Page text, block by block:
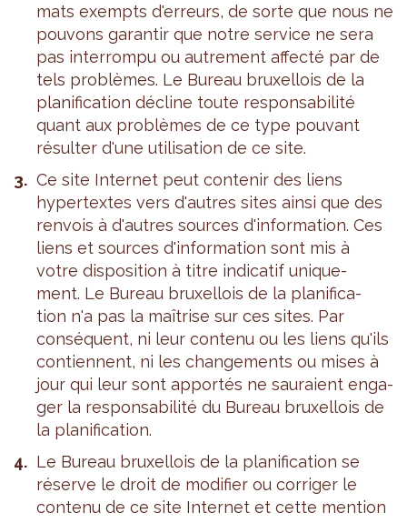
mats exempts d'er­reurs, de sorte que nous ne
pou­vons garan­tir que notre ser­vice ne sera
pas inter­rompu ou autre­ment affecté par de
tels pro­blèmes. Le Bureau bruxel­lois de la
pla­ni­fi­ca­tion décline toute res­pon­sa­bi­lité
quant aux pro­blèmes de ce type pou­vant
résul­ter d'une uti­li­sa­tion de ce site.
Ce site Inter­net peut conte­nir des liens
hyper­textes vers d'autres sites ainsi que des
ren­vois à d'autres sources d'in­for­ma­tion. Ces
liens et sources d'in­for­ma­tion sont mis à
votre dis­po­si­tion à titre indi­ca­tif uni­que­
ment. Le Bureau bruxel­lois de la pla­ni­fi­ca­
tion n'a pas la maî­trise sur ces sites. Par
consé­quent, ni leur contenu ou les liens qu'ils
contiennent, ni les chan­ge­ments ou mises à
jour qui leur sont appor­tés ne sau­raient enga­
ger la res­pon­sa­bi­lité du Bureau bruxel­lois de
la pla­ni­fi­ca­tion.
Le Bureau bruxel­lois de la pla­ni­fi­ca­tion se
réserve le droit de modi­fier ou cor­ri­ger le
contenu de ce site Inter­net et cette men­tion